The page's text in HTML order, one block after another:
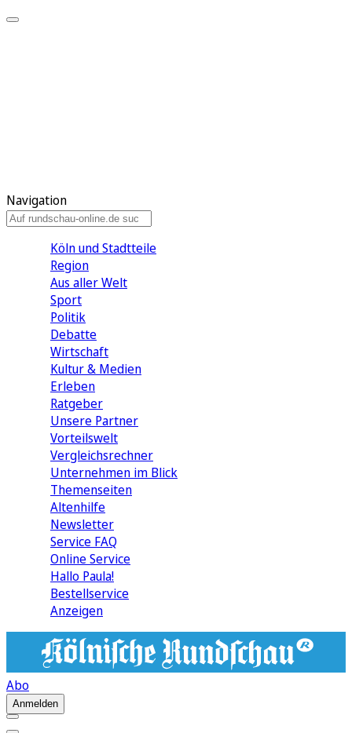
Navigation
Köln und Stadtteile
Region
Aus aller Welt
Sport
Politik
Debatte
Wirtschaft
Kultur & Medien
Erleben
Ratgeber
Unsere Partner
Vorteilswelt
Vergleichsrechner
Unternehmen im Blick
Themenseiten
Altenhilfe
Newsletter
Service FAQ
Online Service
Hallo Paula!
Bestellservice
Anzeigen
Abo
Anmelden